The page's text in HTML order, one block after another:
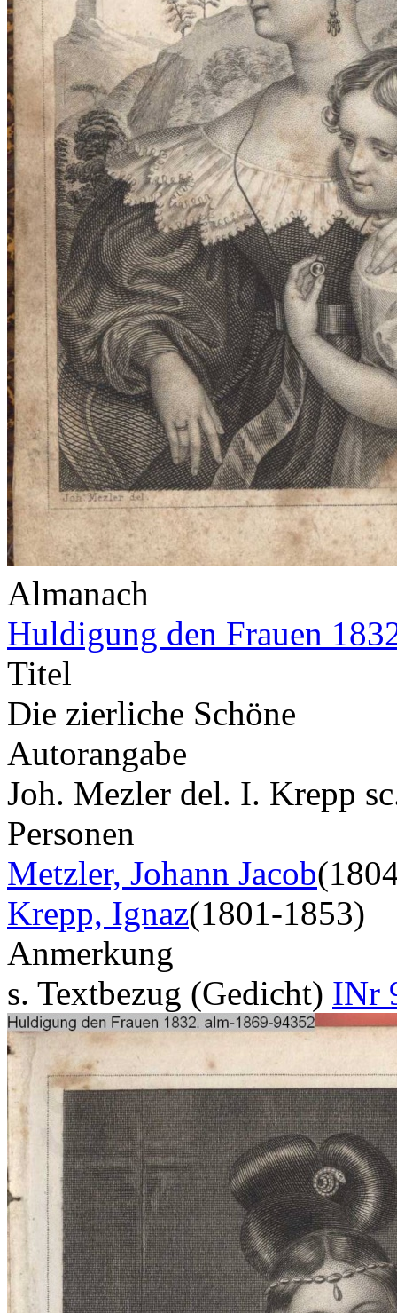
Almanach
Huldigung den Frauen
Titel
Die zierliche Schöne
Autorangabe
Joh. Mezler del. I. Krepp
Personen
Metzler, Johann Jacob
Krepp, Ignaz(1801-1853)
Anmerkung
s. Textbezug (Gedicht) INr